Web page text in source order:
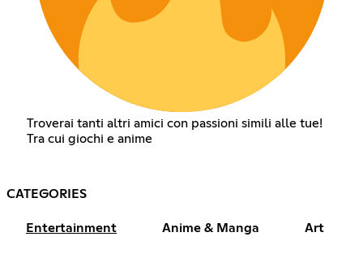
Troverai tanti altri amici con passioni simili alle tue!
Tra cui giochi e anime
CATEGORIES
Entertainment Anime & Manga Art